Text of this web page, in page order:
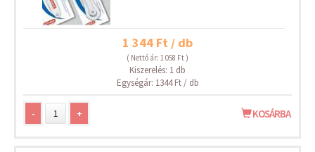
1 344 Ft / db
( Nettó ár: 1 058 Ft )
Kiszerelés: 1 db
Egységár: 1344 Ft / db
- + KOSÁRBA